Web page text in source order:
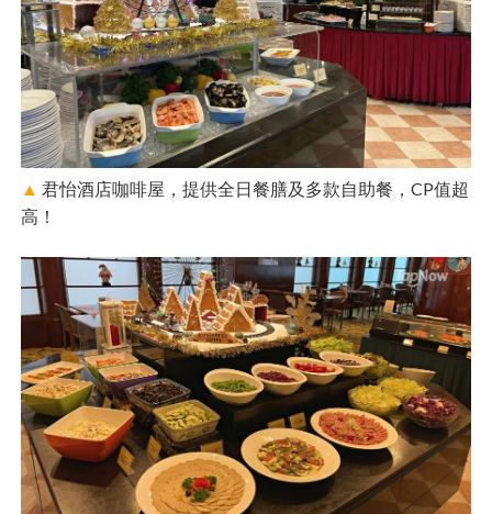
▲ 君怡酒店咖啡屋，提供全日餐膳及多款自助餐，CP值超
高！